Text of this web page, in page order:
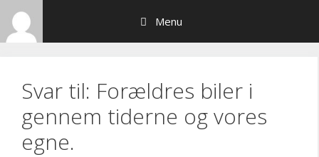
Hop
indhold
Menu
Svar til: Forældres biler i
gennem tiderne og vores
egne.